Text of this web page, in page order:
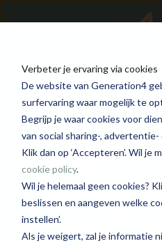
Verbeter je ervaring via cookies
De website van Generation4
surfervaring waar mogelijk te
Begrijp je waar cookies voor
van social sharing-,
Klik dan op ‘Accepteren’. Wil je
cookie policy.
Wil je helemaal geen cookies?
beslissen en aangeven welke
instellen’.
Als je weigert, zal je informatie